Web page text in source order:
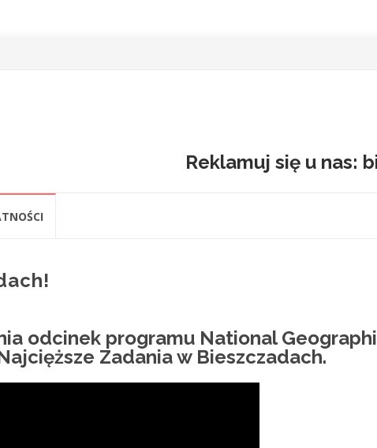
Reklamuj się u nas:
odcinek programu National
Zadania w Bieszczadach.